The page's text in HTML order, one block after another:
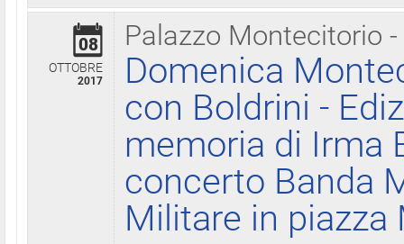
Palazzo Montecitorio
08
OTTOBRE
2017
Domenica
con Boldrini -
memoria di Irma
concerto Banda
Militare in